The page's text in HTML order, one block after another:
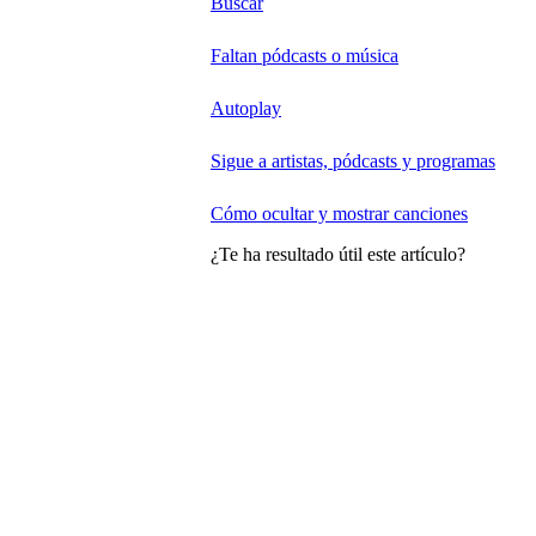
Faltan pódcasts o música
Autoplay
Sigue a artistas, pódcasts y programas
Cómo ocultar y mostrar canciones
¿Te ha resultado útil este artículo?